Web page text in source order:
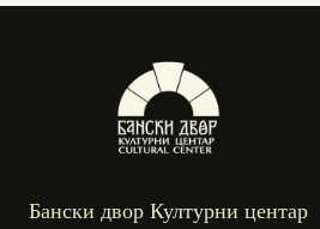
Бански двор Културни центар